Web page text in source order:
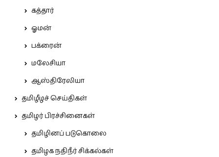
கத்தார்
ஓமன்
பக்ரைன்
மலேசியா
ஆஸ்திரேலியா
தமிழீழச் செய்திகள்
தமிழர் பிரச்சினைகள்
தமிழினப் படுகொலை
தமிழக நதிநீர் சிக்கல்கள்